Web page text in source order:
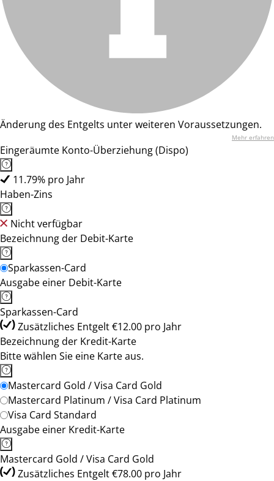
Änderung des Entgelts unter weiteren Voraussetzungen.
Mehr erfahren
Eingeräumte Konto-Überziehung (Dispo)
11.79% pro Jahr
Haben-Zins
Nicht verfügbar
Bezeichnung der Debit-Karte
Sparkassen-Card
Ausgabe einer Debit-Karte
Sparkassen-Card
Zusätzliches Entgelt €12.00 pro Jahr
Bezeichnung der Kredit-Karte
Bitte wählen Sie eine Karte aus.
Mastercard Gold / Visa Card Gold
Mastercard Platinum / Visa Card Platinum
Visa Card Standard
Ausgabe einer Kredit-Karte
Mastercard Gold / Visa Card Gold
Zusätzliches Entgelt €78.00 pro Jahr